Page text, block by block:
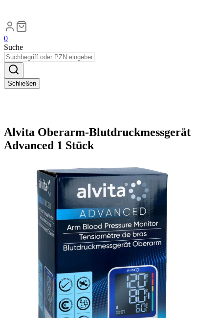
0
Suche
Schließen
Alvita Oberarm-Blutdruckmessgerät
Advanced 1 Stück